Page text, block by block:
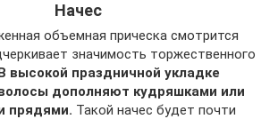
Начес
объемная прическа смотрится
значимость торжественного
высокой праздничной укладке
дополняют кудряшками или
прядями. Такой начес будет почти